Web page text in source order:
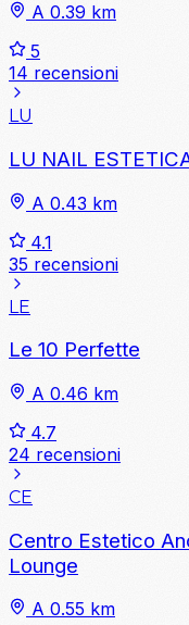
A 0.39 km
5
14 recensioni
LU
LU NAIL
A 0.43 km
4.1
35 recensioni
LE
Le 10 Perfette
A 0.46 km
4.7
24 recensioni
CE
Centro Estetico
Lounge
A 0.55 km